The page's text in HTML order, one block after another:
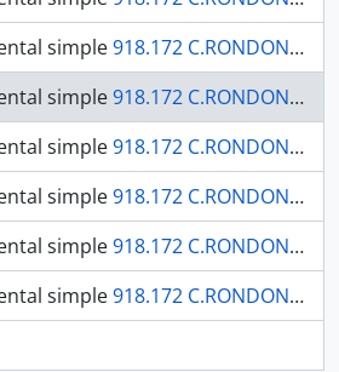
simple918.172 C.RONDON / C748 v15 OBRA RARA / 1914 - História Natural Zoologia: Pimelodidae, trachycorystidae, cetapsidae, bunocephalidae, auchenipteridae e hypophthalmidae.
simple918.172 C.RONDON / C748 v16 OBRA RARA / 1912 - História Natural Zoologia: Loricariidae, callichthyidae, doradidae e trichomycteridae.
simple918.172 C.RONDON / C748 v17 OBRA RARA / 1914 - História Natural Zoologia Mamíferos: cebidae, hapalidae, vespertilionidae, emballonuridae, phyllostomatidae, felidae, mustelidae, canidae, procynidae tapyridae, suidae cerviddae sciunidae, muridae, octadontidae, coenduidae, dasyprocetidae, carvidae e leporidae, platanistidae, bradynodidae, myrmecophagidae, dasypodidae didelphyidae.
simple918.172 C.RONDON / C748 v18 OBRA RARA / 19-- - História Natural Mineralogia e Geologia: o desastre do Sepotuba.
simple918.172 C.RONDON / C748 v19 OBRA RARA / 19-- - Serviço Sanitário: expedição de 1909.
simple918.172 C.RONDON / C748 v20 OBRA RARA / 19-- - Serviço Sanitário: secção de Caceres a Matto-Grosso.